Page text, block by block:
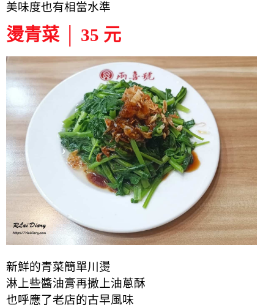
美味度也有相當水準
燙青菜 │ 35 元
新鮮的青菜簡單川燙
淋上些醬油膏再撒上油蔥酥
也呼應了老店的古早風味